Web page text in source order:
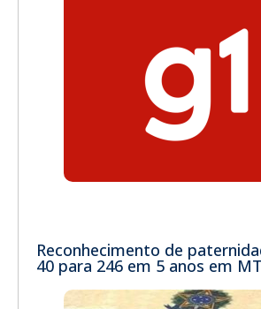
Reconhecimento de
40 para 246 em 5 anos em MT